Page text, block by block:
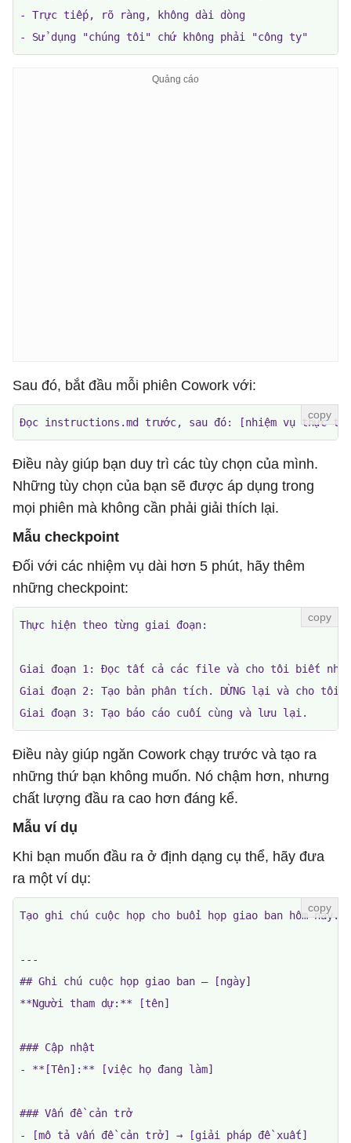
- Trực tiếp, rõ ràng, không dài dòng
- Sử dụng "chúng tôi" chứ không phải "công ty"
Sau đó, bắt đầu mỗi phiên Cowork với:
Đọc instructions.md trước, sau đó: [nhiệm vụ thực tế
Điều này giúp bạn duy trì các tùy chọn của mình.
Những tùy chọn của bạn sẽ được áp dụng trong
mọi phiên mà không cần phải giải thích lại.
Mẫu checkpoint
Đối với các nhiệm vụ dài hơn 5 phút, hãy thêm
những checkpoint:
Thực hiện theo từng giai đoạn:
Giai đoạn 1: Đọc tất cả các file và cho tôi biết
Giai đoạn 2: Tạo bản phân tích. DỪNG lại và cho tôi
Giai đoạn 3: Tạo báo cáo cuối cùng và lưu lại.
Điều này giúp ngăn Cowork chạy trước và tạo ra
những thứ bạn không muốn. Nó chậm hơn, nhưng
chất lượng đầu ra cao hơn đáng kể.
Mẫu ví dụ
Khi bạn muốn đầu ra ở định dạng cụ thể, hãy đưa
ra một ví dụ:
Tạo ghi chú cuộc họp cho buổi họp giao ban hôm nay.
---
## Ghi chú cuộc họp giao ban — [ngày]
**Người tham dự:** [tên]
### Cập nhật
- **[Tên]:** [việc họ đang làm]
### Vấn đề cản trở
- [mô tả vấn đề cản trở] → [giải pháp đề xuất]